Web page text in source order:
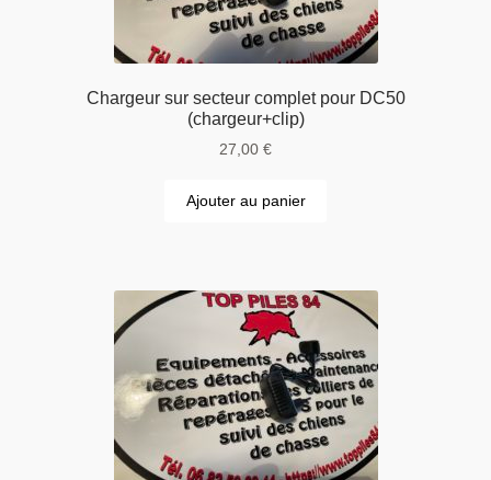
Chargeur sur secteur complet pour DC50
(chargeur+clip)
27,00 €
Ajouter au panier